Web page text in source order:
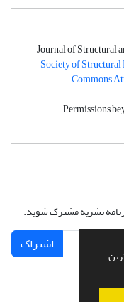
Journal of Structural
Society of
Commons
.
Permissions
نشریه مشترک شوید.
اشتراک